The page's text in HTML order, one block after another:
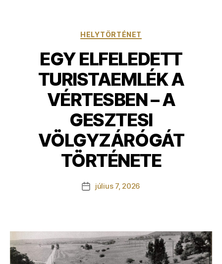
VÁRRÓL
Kategóriák
HELYTÖRTÉNET
EGY ELFELEDETT
TURISTAEMLÉK A
VÉRTESBEN – A
GESZTESI
VÖLGYZÁRÓGÁT
TÖRTÉNETE
Bejegyzés
július 7, 2026